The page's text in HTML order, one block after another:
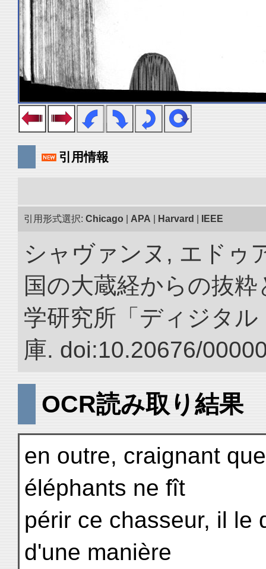
引用情報
引用形式選択: Chicago APA Harvard IEEE
シャヴァンヌ, エドゥ
国の大蔵経からの抜
学研究所「ディジタ
庫. doi:10.20676/
OCR読み取り結果
en outre, craignant
éléphants ne fît
périr ce chasseur, il le
d'une manière